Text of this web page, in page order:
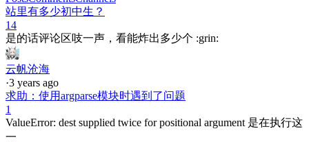
站里有多少初中生？
14
是的话评论区吱一声，看能炸出多少个 :grin:
云帆沧海
·3 years ago
求助：使用argparse模块时遇到了问题
1
ValueError: dest supplied twice for positional argument 是在执行这
一